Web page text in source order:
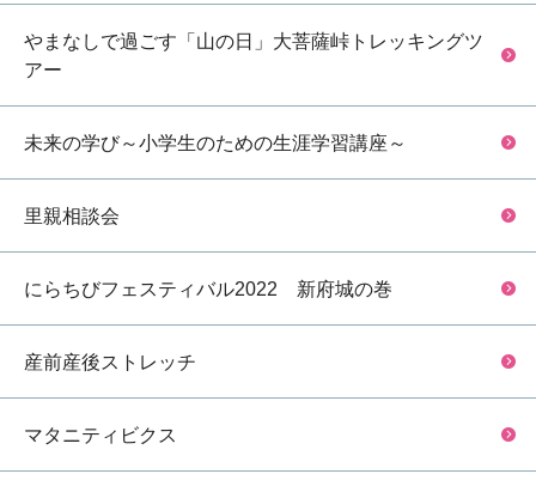
やまなしで過ごす「山の日」大菩薩峠トレッキングツ
アー
未来の学び～小学生のための生涯学習講座～
里親相談会
にらちびフェスティバル2022 新府城の巻
産前産後ストレッチ
マタニティビクス